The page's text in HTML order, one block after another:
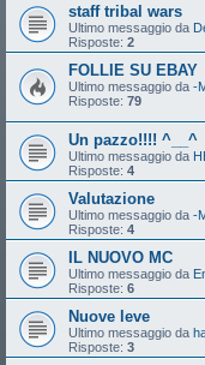
staff tribal wars
Ultimo messaggio da
Risposte: 2
FOLLIE SU EBAY
Ultimo messaggio da -
Risposte: 79
Un pazzo!!!! ^__^
Ultimo messaggio da
Risposte: 4
Valutazione
Ultimo messaggio da -
Risposte: 4
IL NUOVO MC
Ultimo messaggio da
Risposte: 6
Nuove leve
Ultimo messaggio da
Risposte: 3